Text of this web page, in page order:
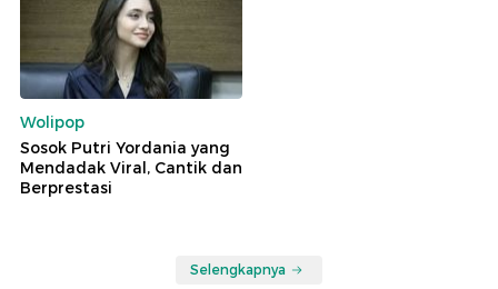
Wolipop
Sosok Putri Yordania yang
Mendadak Viral, Cantik dan
Berprestasi
Selengkapnya